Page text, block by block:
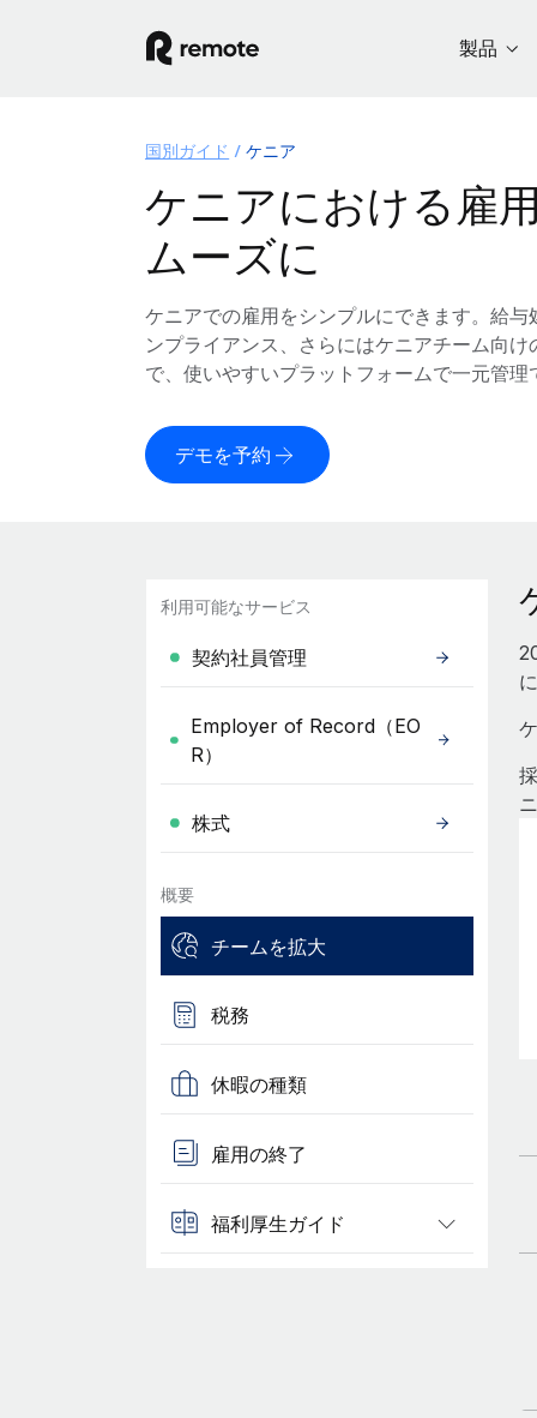
製品
国別ガイド ケニア
ケニアにおける雇
ムーズに
ケニアでの雇用をシンプルにできます。給
ンプライアンス、さらにはケニアチーム向
で、使いやすいプラットフォームで一元管理
デモを予約
利用可能なサービス
契約社員管理
Employer of Record（EO
R）
株式
概要
チームを拡大
税務
休暇の種類
雇用の終了
福利厚生ガイド